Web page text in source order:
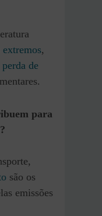
,
perda de
para
são os
emissões